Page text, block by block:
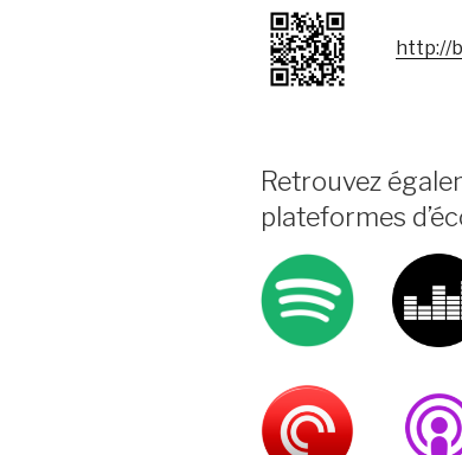
http://
Retrouvez
plateformes